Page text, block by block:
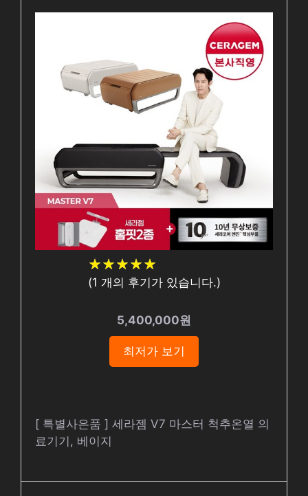
★★★★★
★★★★★
(1 개의 후기가 있습니다.)
5,400,000원
최저가 보기
[ 특별사은품 ] 세라젬 V7 마스터 척추온열 의
료기기, 베이지